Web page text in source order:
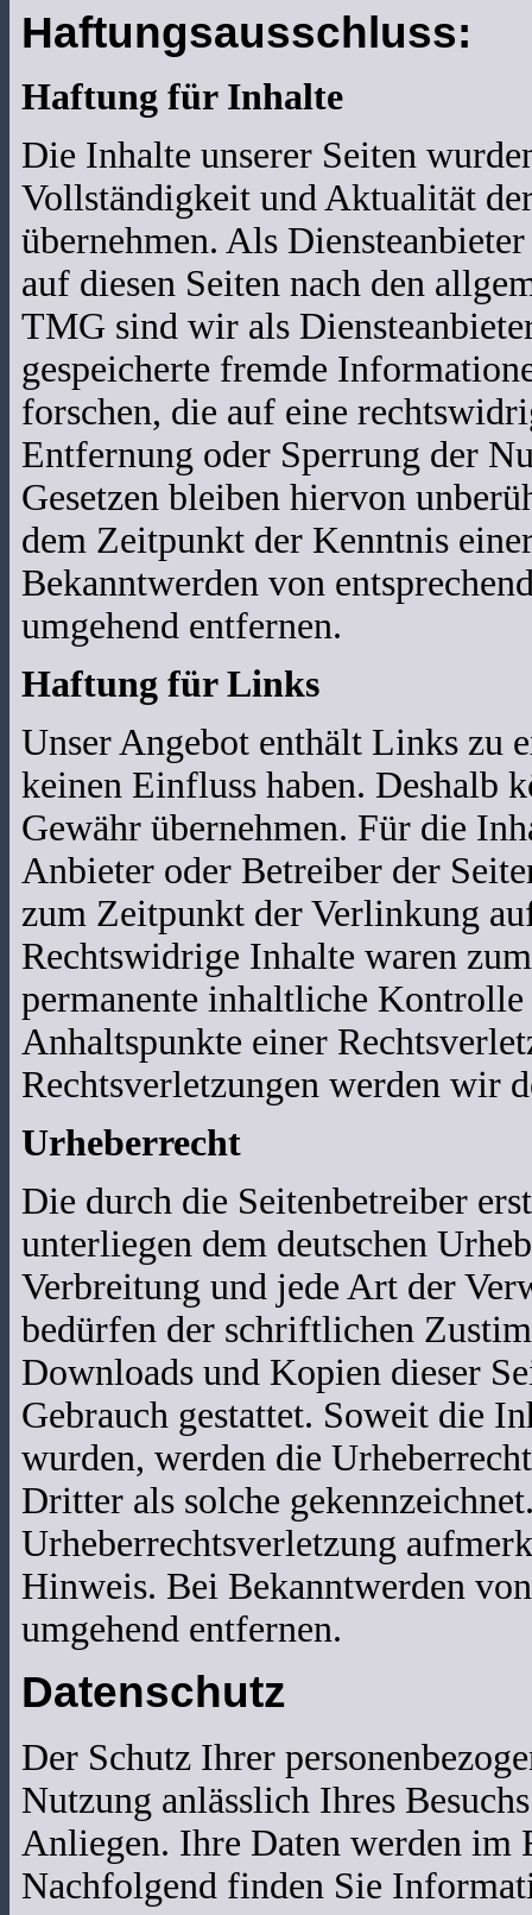
Haftungsausschluss:
Haftung für Inhalte
Die Inhalte unserer Seiten
Vollständigkeit und Aktualität
übernehmen. Als
auf diesen Seiten nach den
TMG sind wir als
gespeicherte fremde
forschen, die auf eine
Entfernung oder Sperrung der
Gesetzen bleiben hiervon
dem Zeitpunkt der Kenntnis
Bekanntwerden von
umgehend entfernen.
Haftung für Links
Unser Angebot enthält Links zu
keinen Einfluss haben. Deshalb
Gewähr übernehmen. Für die
Anbieter oder Betreiber der
zum Zeitpunkt der Verlinkung
Rechtswidrige Inhalte waren
permanente inhaltliche
Anhaltspunkte einer
Rechtsverletzungen werden wir
Urheberrecht
Die durch die Seitenbetreiber
unterliegen dem deutschen
Verbreitung und jede Art der
bedürfen der schriftlichen
Downloads und Kopien dieser
Gebrauch gestattet. Soweit die
wurden, werden die
Dritter als solche
Urheberrechtsverletzung
Hinweis. Bei Bekanntwerden
umgehend entfernen.
Datenschutz
Der Schutz Ihrer
Nutzung anlässlich Ihres
Anliegen. Ihre Daten werden im
Nachfolgend finden Sie